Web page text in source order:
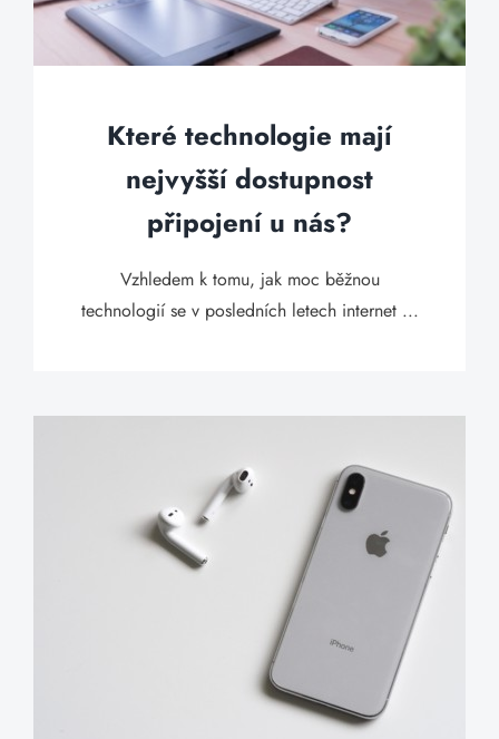
Které technologie mají
nejvyšší dostupnost
připojení u nás?
Vzhledem k tomu, jak moc běžnou
technologií se v posledních letech internet ...